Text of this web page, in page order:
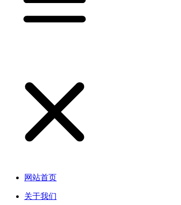
网站首页
关于我们